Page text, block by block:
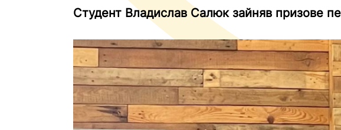
Студент Владислав Салюк зайняв призове